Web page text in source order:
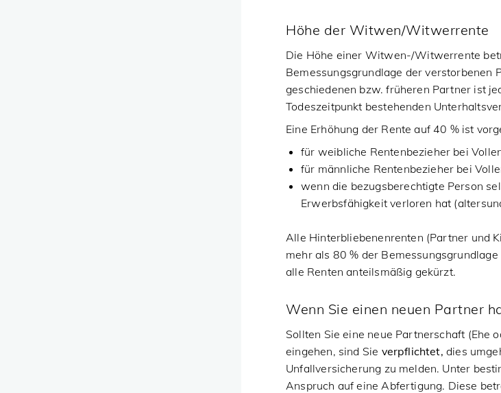
Höhe der Witwen/Witwerrente
Die Höhe einer Witwen-/Witwerrente
Bemessungsgrundlage der verstorbenen
geschiedenen bzw. früheren Partner ist
Todeszeitpunkt bestehenden
Eine Erhöhung der Rente auf 40 % ist
für weibliche Rentenbezieher bei
für männliche Rentenbezieher bei
wenn die bezugsberechtigte Person
Erwerbsfähigkeit verloren hat
Alle Hinterbliebenenrenten (Partner und
mehr als 80 % der
alle Renten anteilsmäßig gekürzt.
Wenn Sie einen neuen Partner
Sollten Sie eine neue Partnerschaft (Ehe
eingehen, sind Sie verpflichtet, dies
Unfallversicherung zu melden. Unter
Anspruch auf eine Abfertigung. Diese